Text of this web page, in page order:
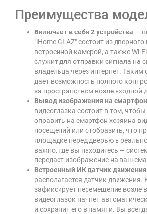
Преимущества
Включает в себя 2 устройства —
"iHome GLAZ" состоит из дверного
встроенной камерой, а также Wi-
служит для отправки сигнала на
владельца через интернет. Таким
дает возможность полного
за пространством возле входной
Вывод изображения на смартфон
видеоглазка состоит в том,
оправить на смартфон хозяина
посещений или отобразить, что
площадке перед дверью в
важно, где вы находитесь —
передаст изображение на ваш
Встроенный ИК датчик движения
располагается датчик движения.
зафиксирует перемещение возле
видеоглазок начнет
и сохранит его в памяти. Вы